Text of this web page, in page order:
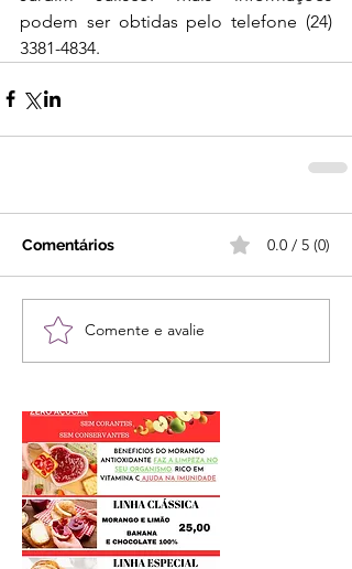
podem ser obtidas pelo telefone (24)
3381-4834.
Comentários 0.0 / 5 (0)
Comente e avalie